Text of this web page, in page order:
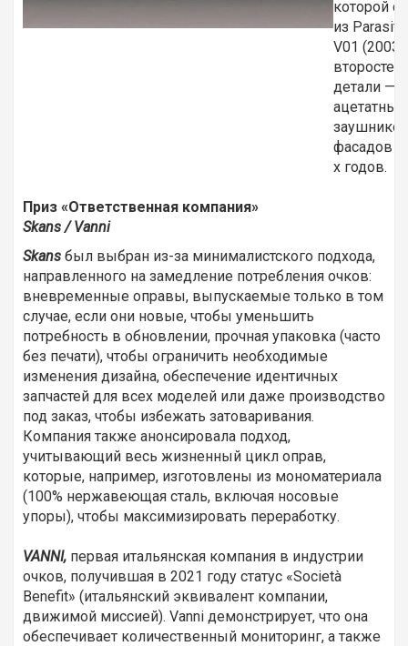
которой
из
V01
детали —
ацетатных
фасадов
х годов.
Приз «Ответственная компания»
Skans / Vanni
Skans был выбран из-за минималистского подхода,
направленного на замедление потребления очков:
вневременные оправы, выпускаемые только в том
случае, если они новые, чтобы уменьшить
потребность в обновлении, прочная упаковка (часто
без печати), чтобы ограничить необходимые
изменения дизайна, обеспечение идентичных
запчастей для всех моделей или даже производство
под заказ, чтобы избежать затоваривания.
Компания также анонсировала подход,
учитывающий весь жизненный цикл оправ,
которые, например, изготовлены из мономатериала
(100% нержавеющая сталь, включая носовые
упоры), чтобы максимизировать переработку.
VANNI, первая итальянская компания в индустрии
очков, получившая в 2021 году статус «Società
Benefit» (итальянский эквивалент компании,
движимой миссией). Vanni демонстрирует, что она
обеспечивает количественный мониторинг, а также